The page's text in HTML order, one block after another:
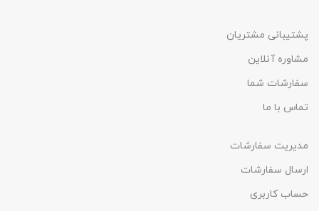
پشتیبانی مشتریان
مشاوره آنلاین
سفارشات شما
تماس با ما
مدیریت سفارشات
ارسال سفارشات
حساب کاربری